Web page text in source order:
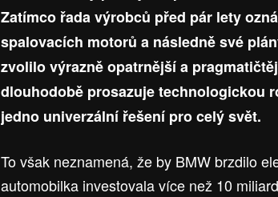
Zatímco řada výrobců před pár lety
spalovacích motorů a následně své
zvolilo výrazně opatrnější a
dlouhodobě prosazuje technologickou
jedno univerzální řešení pro celý svět.
To však neznamená, že by BMW brzdilo
automobilka investovala více než 10